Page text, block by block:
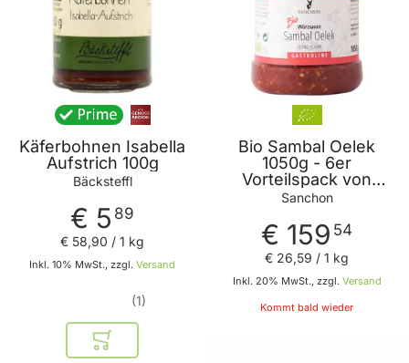
Käferbohnen Isabella
Aufstrich 100g
Bäcksteffl
€ 5 89
Inkl. 10% MwSt., zzgl. Versand
€ 58,90 / 1 kg
1
In den Warenkorb
Bio Sambal Oelek
1050g - 6er
Vorteilspack von
Sanchon
Sanchon
€ 159 54
Inkl. 20% MwSt., zzgl. Versand
€ 26,59 / 1 kg
Kommt bald wieder